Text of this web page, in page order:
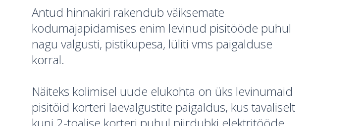
Antud hinnakiri rakendub väiksemate
kodumajapidamises enim levinud pisitööde puhul
nagu valgusti, pistikupesa, lüliti vms paigalduse
korral.
Näiteks kolimisel uude elukohta on üks levinumaid
pisitöid korteri laevalgustite paigaldus, kus tavaliselt